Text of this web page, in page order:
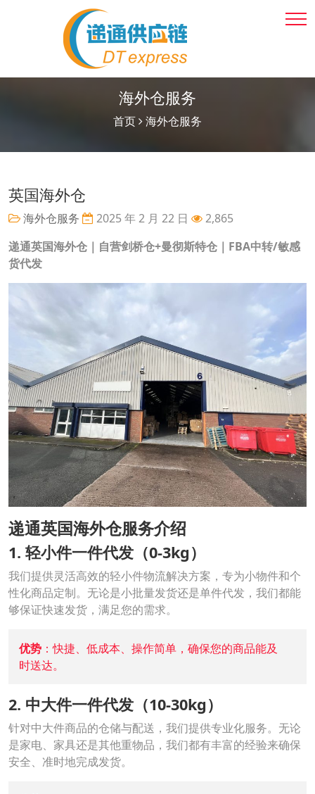
海外仓服务
首页 海外仓服务
英国海外仓
海外仓服务 2025 年 2 月 22 日
2,865
递通英国海外仓｜自营剑桥仓+曼彻斯特仓｜FBA中转/敏感
货代发
递通英国海外仓服务介绍
1. 轻小件一件代发（0-3kg）
我们提供灵活高效的轻小件物流解决方案，专为小物件和个
性化商品定制。无论是小批量发货还是单件代发，我们都能
够保证快速发货，满足您的需求。
优势 ：快捷、低成本、操作简单，确保您的商品能及
时送达。
2. 中大件一件代发（10-30kg）
针对中大件商品的仓储与配送，我们提供专业化服务。无论
是家电、家具还是其他重物品，我们都有丰富的经验来确保
安全、准时地完成发货。